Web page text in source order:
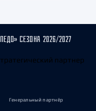
СЕЗОНА 2026/2027
Генеральный партнёр